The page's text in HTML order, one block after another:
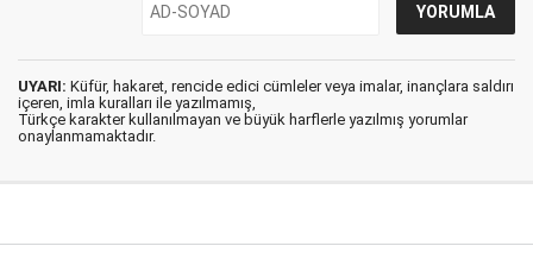
UYARI: Küfür, hakaret, rencide edici cümleler veya imalar, inançlara saldırı
içeren, imla kuralları ile yazılmamış,
Türkçe karakter kullanılmayan ve büyük harflerle yazılmış yorumlar
onaylanmamaktadır.